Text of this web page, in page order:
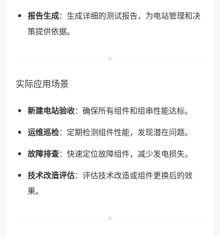
报告生成：生成详细的测试报告，为电站管理和决
策提供依据。
实际应用场景
新建电站验收：确保所有组件和组串性能达标。
运维巡检：定期检测组件性能，发现潜在问题。
故障排查：快速定位故障组件，减少发电损失。
技术改造评估：评估技术改造或组件更换后的效
果。